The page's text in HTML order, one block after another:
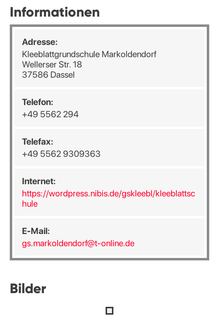
Informationen
Adresse:
Kleeblattgrundschule Markoldendorf
Wellerser Str. 18
37586 Dassel
Telefon:
+49 5562 294
Telefax:
+49 5562 9309363
Internet:
https://wordpress.nibis.de/gskleebl/kleeblattsc
hule
E-Mail:
gs.markoldendorf@t-online.de
Bilder